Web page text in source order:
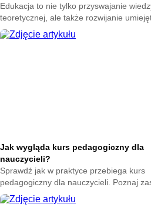
Edukacja to nie tylko przyswajanie
teoretycznej, ale także rozwijanie
które są niezbędne w codziennym życiu
przyszłej karierze zawodowej. W
Jak wygląda kurs pedagogiczny dla
nauczycieli?
Sprawdź jak w praktyce przebiega kurs
pedagogiczny dla nauczycieli. Poznaj
organizacji zajęć oraz formę nauki.
zdobycia uprawnień.